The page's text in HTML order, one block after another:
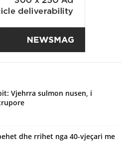
Vjehrra sulmon nusen, i
dhe rrihet nga 40-vjeçari me